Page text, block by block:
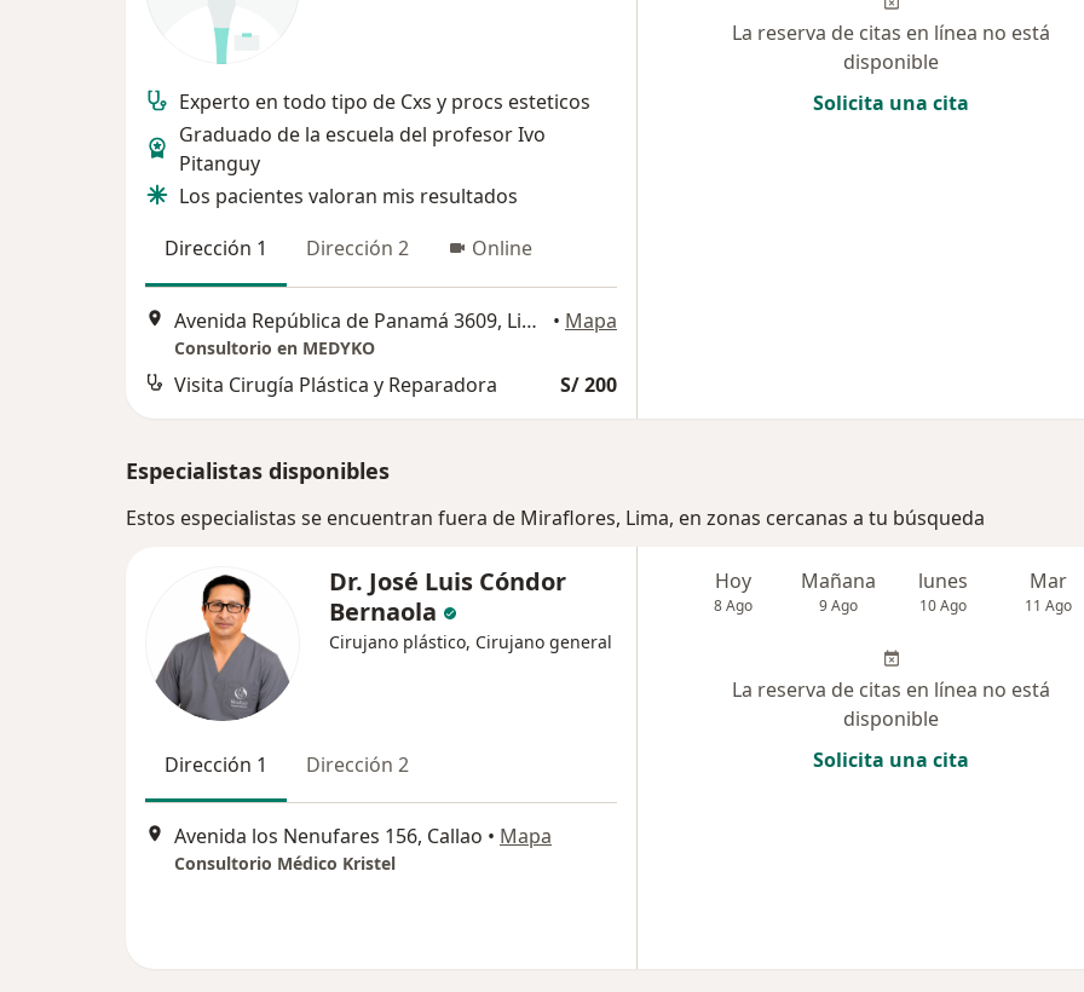
Experto en todo tipo de Cxs y procs esteticos
Graduado de la escuela del profesor Ivo
Pitanguy
Los pacientes valoran mis resultados
Dirección 1
Dirección 2 Online
Avenida República de Panamá 3609, Lima • Mapa
Consultorio en MEDYKO
Visita Cirugía Plástica y Reparadora S/ 200
La reserva de citas en línea no está
disponible
Solicita una cita
Especialistas disponibles
Estos especialistas se encuentran fuera de Miraflores, Lima, en zonas cercanas a tu búsqueda
Dr. José Luis Cóndor
Bernaola
Cirujano plástico, Cirujano general
Dirección 1 Dirección 2
Avenida los Nenufares 156, Callao • Mapa
Consultorio Médico Kristel
Hoy
8 Ago
Mañana
9 Ago
lunes
10 Ago
Mar
11 Ago
La reserva de citas en línea no está
disponible
Solicita una cita